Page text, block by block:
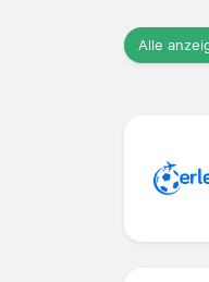
Alle